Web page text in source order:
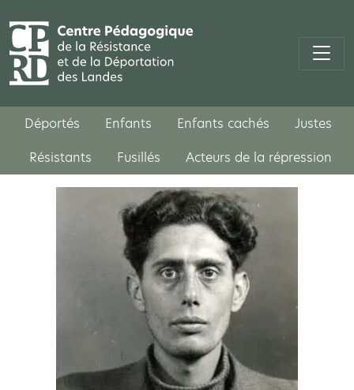
Déportés Enfants Enfants cachés
Justes
Résistants
Fusillés Acteurs de la répression